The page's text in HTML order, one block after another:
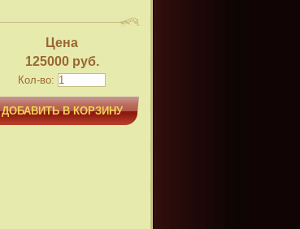
Цена
125000 руб.
Кол-во:
ДОБАВИТЬ В КОРЗИНУ